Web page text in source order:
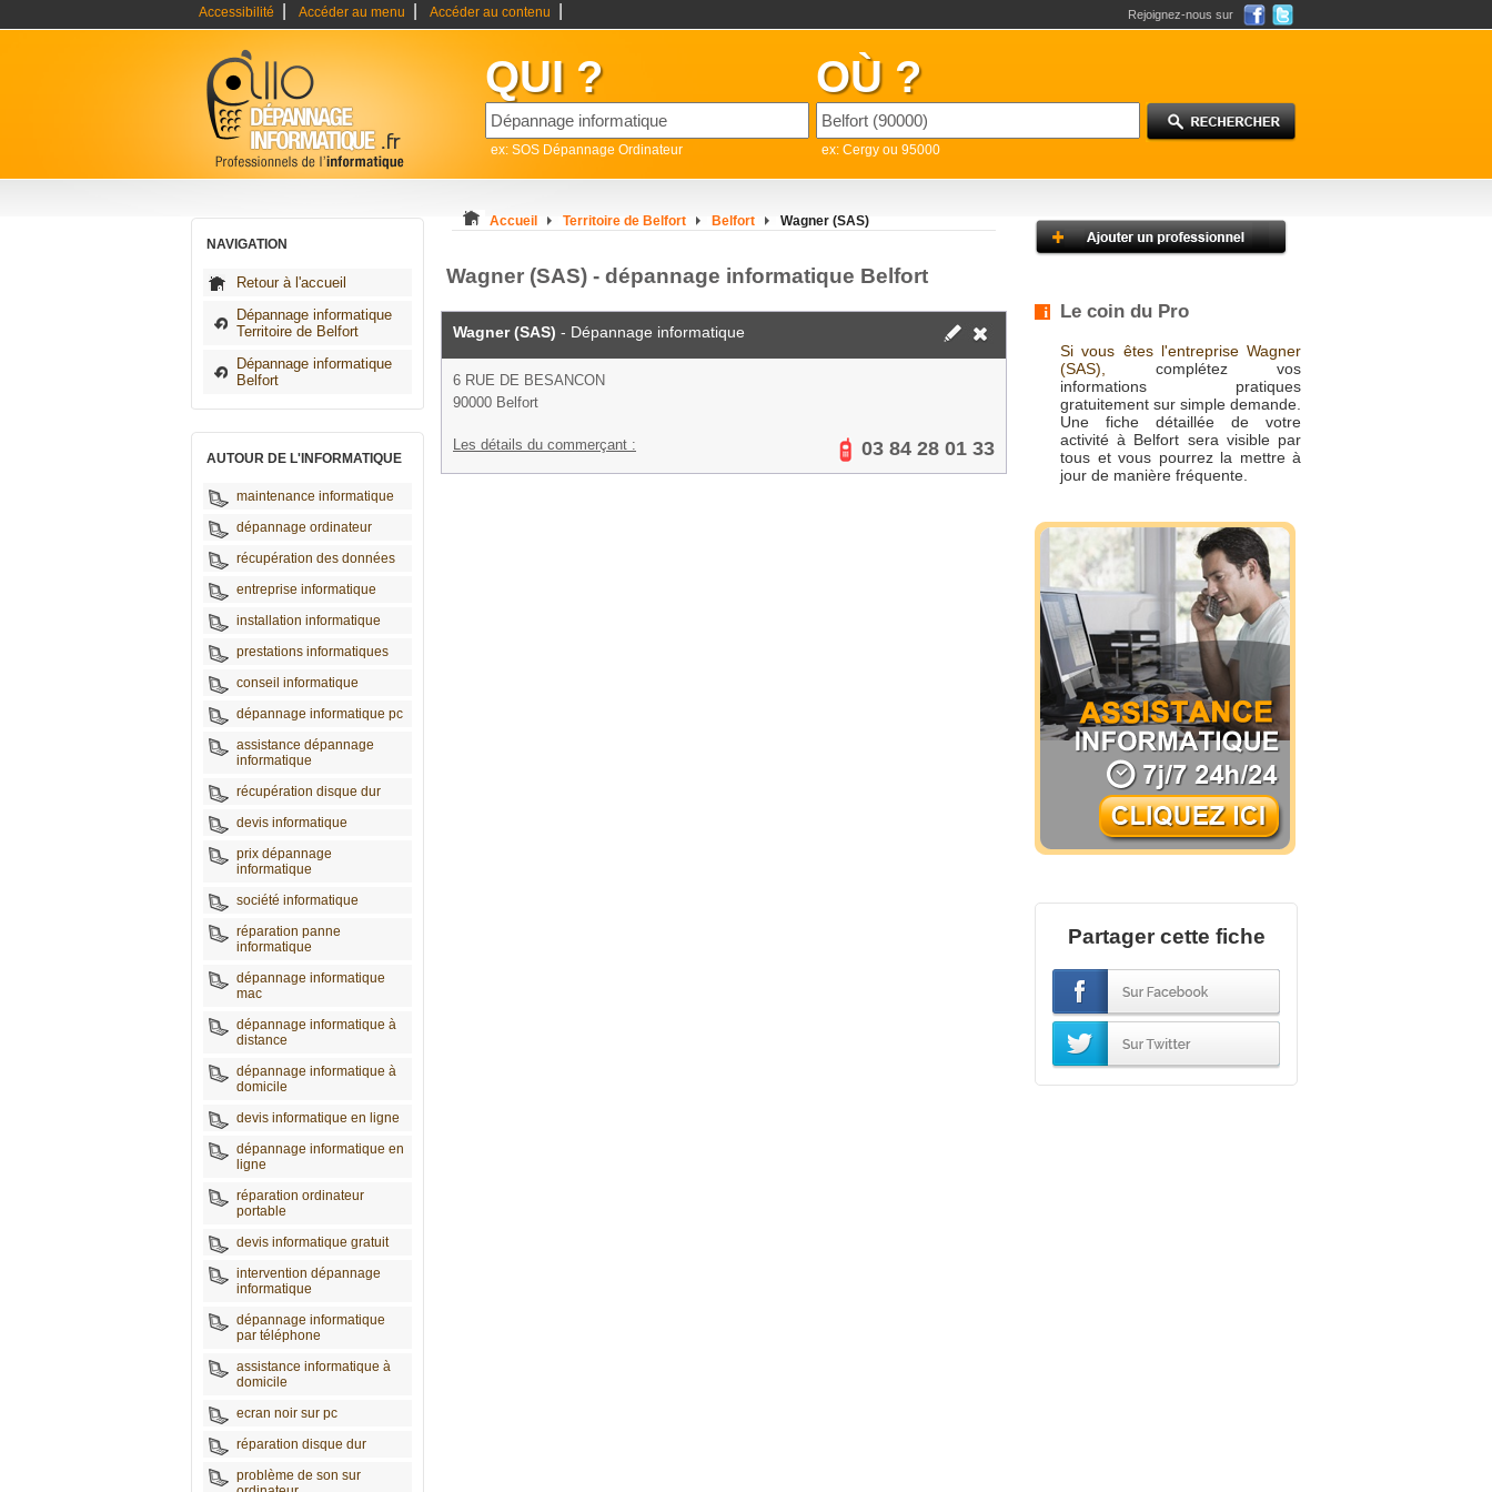
Accessibilité Accéder au menu Accéder au contenu Rejoignez-nous sur
QUI ?
ex: SOS Dépannage Ordinateur
OÙ ?
ex: Cergy ou 95000
NAVIGATION
Retour à l'accueil
Dépannage informatique
Territoire de Belfort
Dépannage informatique
Belfort
AUTOUR DE L'INFORMATIQUE
maintenance informatique
dépannage ordinateur
récupération des données
entreprise informatique
installation informatique
prestations informatiques
conseil informatique
dépannage informatique pc
assistance dépannage
informatique
récupération disque dur
devis informatique
prix dépannage
informatique
société informatique
réparation panne
informatique
dépannage informatique
mac
dépannage informatique à
distance
dépannage informatique à
domicile
devis informatique en ligne
dépannage informatique en
ligne
réparation ordinateur
portable
devis informatique gratuit
intervention dépannage
informatique
dépannage informatique
par téléphone
assistance informatique à
domicile
ecran noir sur pc
réparation disque dur
problème de son sur
Accueil Territoire de Belfort Belfort Wagner (SAS)
Wagner (SAS) - dépannage informatique Belfort
Wagner (SAS) - Dépannage informatique
6 RUE DE BESANCON
90000 Belfort
Les détails du commerçant : 03 84 28 01 33
Le coin du Pro
Si vous êtes l'entreprise Wagner
(SAS),
complétez vos
informations pratiques
gratuitement sur simple demande.
Une fiche détaillée de votre
activité à Belfort sera visible par
tous et vous pourrez la mettre à
jour de manière fréquente.
Partager cette fiche